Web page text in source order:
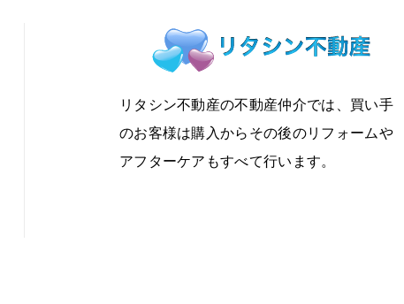
リタシン不動産の不動産仲介では、買い手
のお客様は購入からその後のリフォームや
アフターケアもすべて行います。